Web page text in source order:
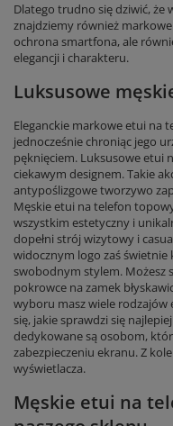
Dlatego trudno się dziwić, że
znajdziemy również
ochrona smartfona, ale
elegancji i charakteru.
Luksusowe
Eleganckie markowe etui na
jednocześnie chroniąc jego
pęknięciem. Luksusowe etui
ciekawym designem. Takie
antypoślizgowe tworzywo
Męskie etui na telefon
wszystkim estetyczny i
dopełni strój wizytowy i
widocznym logo zaś
swobodnym stylem. Możesz
pokrowce na zamek
wyboru masz wiele
się, jakie sprawdzi się
dedykowane są osobom,
zabezpieczeniu ekranu. Z
wyświetlacza.
Męskie etui na